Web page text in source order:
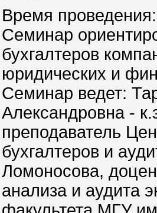
Время
Семинар
бухгалтеров
юридических и
Семинар ведет:
Александровна -
преподаватель
бухгалтеров и
Ломоносова,
анализа и аудита